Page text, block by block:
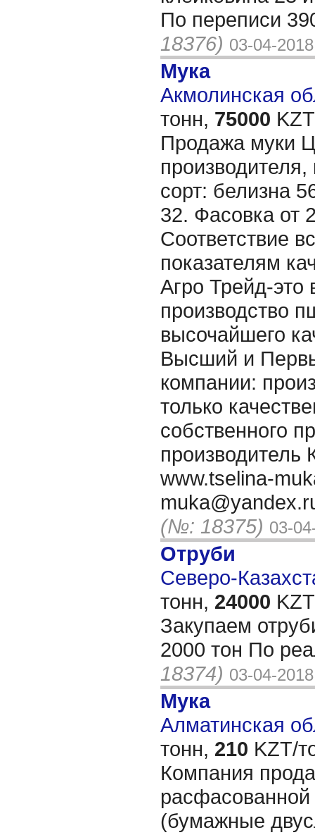
По переписи
18376) 03-04-2018
Мука
Акмолинская
тонн, 75000
Продажа муки
производителя,
сорт: белизна
32. Фасовка от
Соответствие
показателям
Агро Трейд-это
производство
высочайшего
Высший и
компании:
только
собственного
производитель
www.tselina-
(№: 18375) 03-
Отруби
Северо-
тонн, 24000
Закупаем
2000 тон По
18374) 03-04-2018
Мука
Алматинская
тонн, 210 KZT/
Компания
расфасованной
(бумажные